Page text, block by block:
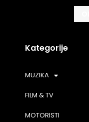
Kategorije
MUZIKA
FILM & TV
MOTORISTI